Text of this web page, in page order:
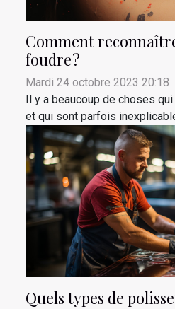
Comment
foudre ?
Mardi 24 octobre 2023 20:18
Il y a beaucoup de choses
et qui sont parfois
Quels types de